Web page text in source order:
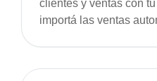
clientes y ventas con
importá las ventas